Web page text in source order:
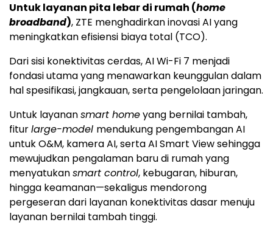
Untuk layanan pita lebar di rumah (home
broadband), ZTE menghadirkan inovasi AI yang
meningkatkan efisiensi biaya total (TCO).
Dari sisi konektivitas cerdas, AI Wi-Fi 7 menjadi
fondasi utama yang menawarkan keunggulan dalam
hal spesifikasi, jangkauan, serta pengelolaan jaringan.
Untuk layanansmart homeyang bernilai tambah,
fiturlarge-model mendukung pengembangan AI
untuk O&M, kamera AI, serta AI Smart View sehingga
mewujudkan pengalaman baru di rumah yang
menyatukansmart control, kebugaran, hiburan,
hingga keamanan—sekaligus mendorong
pergeseran dari layanan konektivitas dasar menuju
layanan bernilai tambah tinggi.